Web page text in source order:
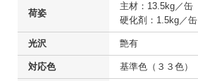
荷姿
主材：13.5kg／缶
硬化剤：1.5kg／缶
光沢 艶有
対応色 基準色（３３色）